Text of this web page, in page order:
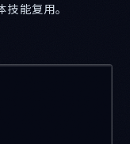
能复用。